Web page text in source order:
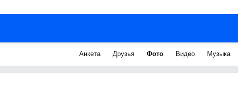
Анкета Друзья Фото Видео Музыка